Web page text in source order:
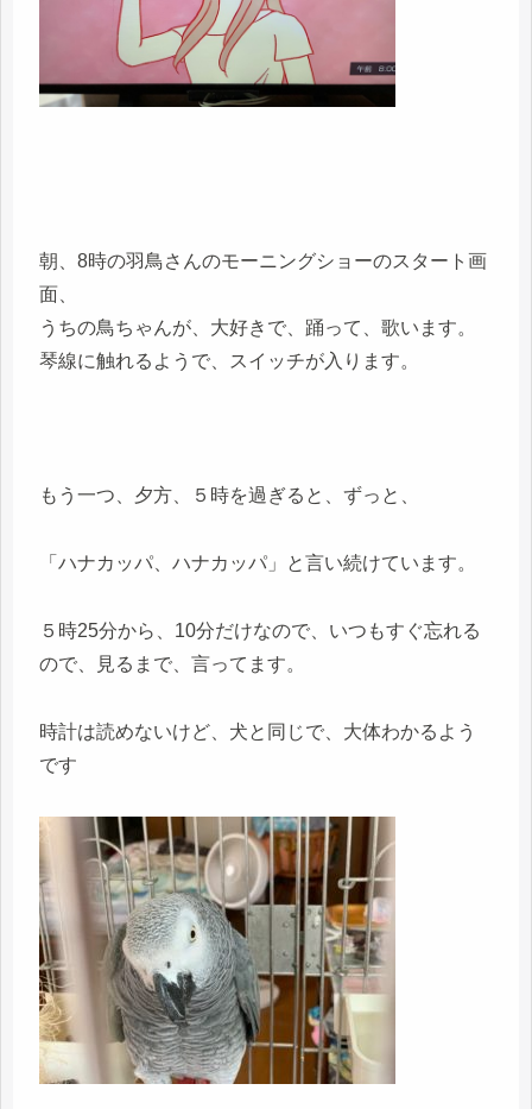
朝、8時の羽鳥さんのモーニングショーのスタート画
面、
うちの鳥ちゃんが、大好きで、踊って、歌います。
琴線に触れるようで、スイッチが入ります。
もう一つ、夕方、５時を過ぎると、ずっと、
「ハナカッパ、ハナカッパ」と言い続けています。
５時25分から、10分だけなので、いつもすぐ忘れる
ので、見るまで、言ってます。
時計は読めないけど、犬と同じで、大体わかるよう
です